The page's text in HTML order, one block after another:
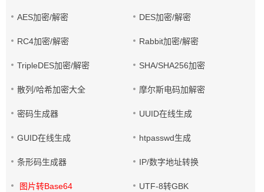
AES加密/解密 DES加密/解密
RC4加密/解密 Rabbit加密/解密
TripleDES加密/解密 SHA/SHA256加密
散列/哈希加密大全 摩尔斯电码加解密
密码生成器 UUID在线生成
GUID在线生成 htpasswd生成
条形码生成器 IP/数字地址转换
图片转Base64 UTF-8转GBK